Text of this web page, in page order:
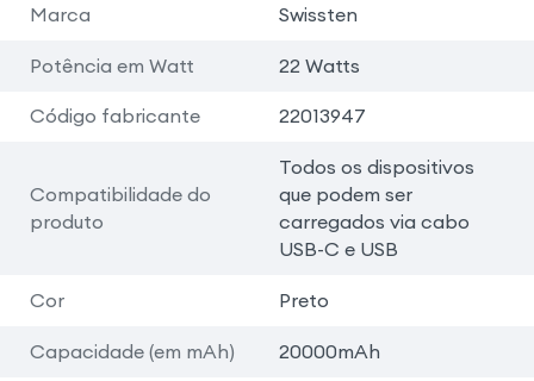
Marca Swissten
Potência em Watt 22 Watts
Código fabricante 22013947
Compatibilidade do
produto
Todos os dispositivos
que podem ser
carregados via cabo
USB-C e USB
Cor Preto
Capacidade (em mAh) 20000mAh